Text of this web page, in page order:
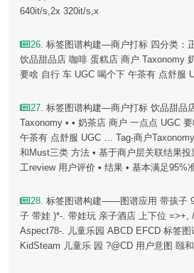
640it/s,2x 320it/s,x
26. 标签图谱构建—商户打标 四分类：
饮品甜品店 咖啡 蛋糕店 商户 Taxonomy
要啥 自行 车 UGC 喝个下 午茶有 点舒服
27. 标签图谱构建—商户打标 饮品甜品
Taxonomy • • 奶茶店 商户 一点点 UGC
午茶有 点舒服 UGC … Tag-商户
和Must三类 方法 • 基于商户层关联结果投
工review 用户评价 • 结果 • 基本满足95%
28. 标签图谱构建——图谱应用 带孩子
子 带娃 )*-. 带娃玩 亲子酒店 上下位 =>+,
Aspect78-. 儿童乐园 ABCD EFCD 标签
KidSteam 儿童乐 园 ?@CD 用户意图 颐